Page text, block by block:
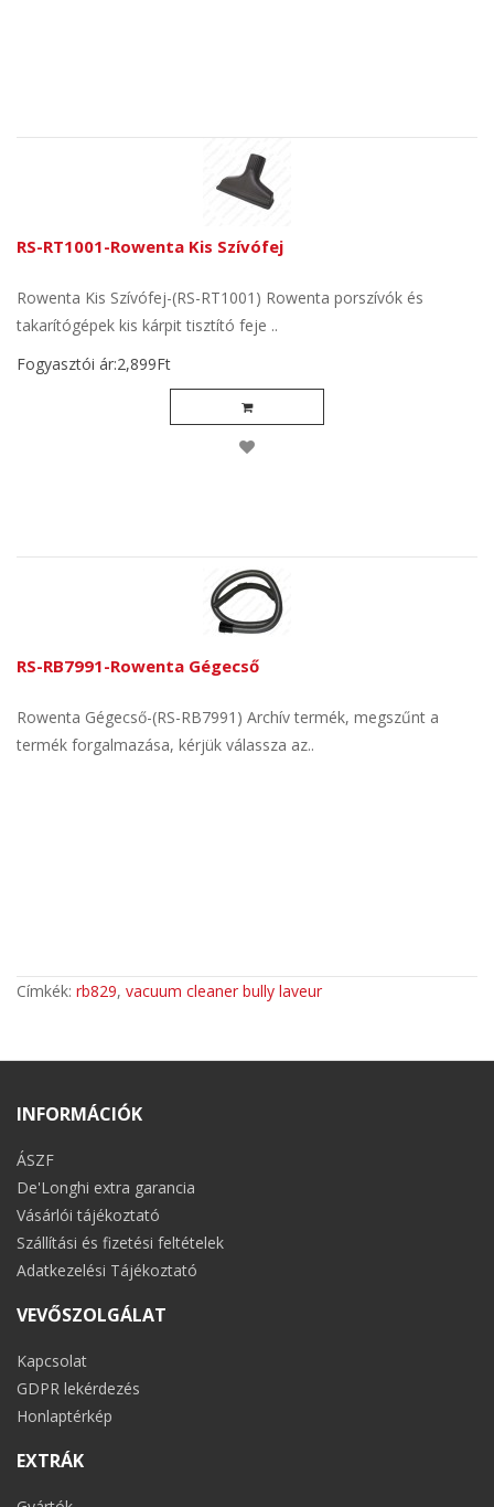
RS-RT1001-Rowenta Kis Szívófej
Rowenta Kis Szívófej-(RS-RT1001) Rowenta porszívók és
takarítógépek kis kárpit tisztító feje ..
Fogyasztói ár:2,899Ft
RS-RB7991-Rowenta Gégecső
Rowenta Gégecső-(RS-RB7991) Archív termék, megszűnt a
termék forgalmazása, kérjük válassza az..
Címkék: rb829, vacuum cleaner bully laveur
INFORMÁCIÓK
ÁSZF
De'Longhi extra garancia
Vásárlói tájékoztató
Szállítási és fizetési feltételek
Adatkezelési Tájékoztató
VEVŐSZOLGÁLAT
Kapcsolat
GDPR lekérdezés
Honlaptérkép
EXTRÁK